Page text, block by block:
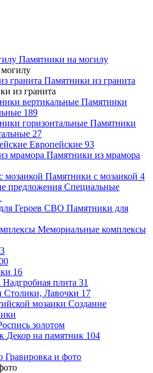
Памятники на могилу
Памятники из гранита
из гранита
Памятники
189
Памятники
27
Европейские 93
Памятники из мрамора
Памятники с мозаикой 4
Специальные
Памятники для
Мемориальные комплексы
16
Надгробная плита 31
Столики, Лавочки 17
Создание
золотом
Декор на памятник 104
Гравировка и фото